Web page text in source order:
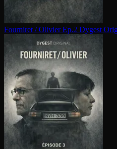
Fourniret / Olivier Ep.2 Dygest